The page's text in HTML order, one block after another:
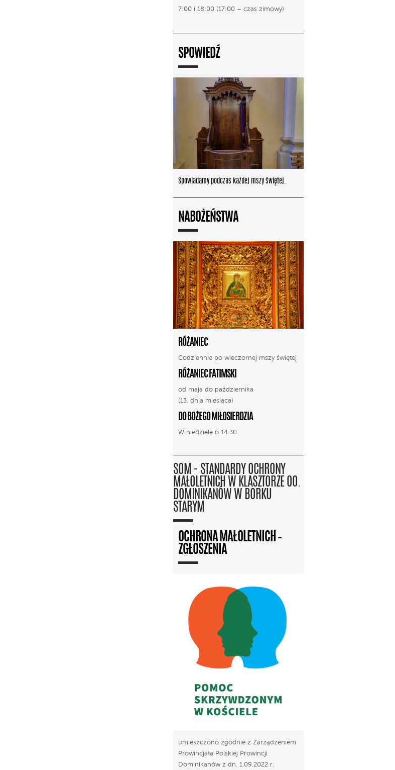
7:00 i 18:00 (17:00 – czas zimowy)
SPOWIEDŹ
Spowiadamy podczas każdej mszy świętej.
NABOŻEŃSTWA
RÓŻANIEC
Codziennie po wieczornej mszy świętej
RÓŻANIEC FATIMSKI
od maja do października
(13. dnia miesiąca)
DO BOŻEGO MIŁOSIERDZIA
W niedziele o 14.30
SOM - STANDARDY OCHRONY
MAŁOLETNICH W KLASZTORZE OO.
DOMINIKANÓW W BORKU
STARYM
OCHRONA MAŁOLETNICH –
ZGŁOSZENIA
umieszczono zgodnie z Zarządzeniem
Prowincjała Polskiej Prowincji
Dominikanów z dn. 1.09.2022 r.